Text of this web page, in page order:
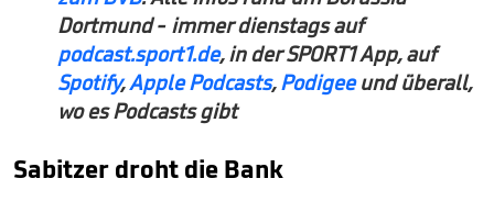
Dortmund - immer dienstags auf
podcast.sport1.de, in der SPORT1 App, auf
Spotify,Apple Podcasts,Podigeeund überall,
wo es Podcasts gibt
Sabitzer droht die Bank